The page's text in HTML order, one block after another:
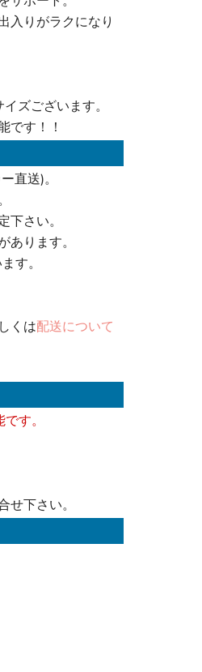
入りがラクになり
ズございます。
です！！
直送)。
さい。
ります。
す。
くは配送について
す。
下さい。